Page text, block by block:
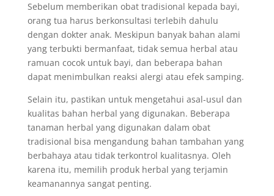
Sebelum memberikan obat tradisional kepada bayi,
orang tua harus berkonsultasi terlebih dahulu
dengan dokter anak. Meskipun banyak bahan alami
yang terbukti bermanfaat, tidak semua herbal atau
ramuan cocok untuk bayi, dan beberapa bahan
dapat menimbulkan reaksi alergi atau efek samping.
Selain itu, pastikan untuk mengetahui asal-usul dan
kualitas bahan herbal yang digunakan. Beberapa
tanaman herbal yang digunakan dalam obat
tradisional bisa mengandung bahan tambahan yang
berbahaya atau tidak terkontrol kualitasnya. Oleh
karena itu, memilih produk herbal yang terjamin
keamanannya sangat penting.